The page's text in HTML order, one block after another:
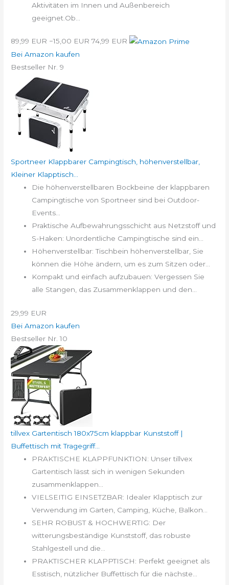
Aktivitäten im Innen und Außenbereich
geeignet.Ob...
89,99 EUR −15,00 EUR 74,99 EUR
Bei Amazon kaufen
Bestseller Nr. 9
Sportneer Klappbarer Campingtisch, höhenverstellbar,
Kleiner Klapptisch...
Die höhenverstellbaren Bockbeine der klappbaren
Campingtische von Sportneer sind bei Outdoor-
Events...
Praktische Aufbewahrungsschicht aus Netzstoff und
S-Haken: Unordentliche Campingtische sind ein...
Höhenverstellbar: Tischbein höhenverstellbar, Sie
können die Höhe ändern, um es zum Sitzen oder...
Kompakt und einfach aufzubauen: Vergessen Sie
alle Stangen, das Zusammenklappen und den...
29,99 EUR
Bei Amazon kaufen
Bestseller Nr. 10
tillvex Gartentisch 180x75cm klappbar Kunststoff |
Buffettisch mit Tragegriff...
PRAKTISCHE KLAPPFUNKTION: Unser tillvex
Gartentisch lässt sich in wenigen Sekunden
zusammenklappen...
VIELSEITIG EINSETZBAR: Idealer Klapptisch zur
Verwendung im Garten, Camping, Küche, Balkon...
SEHR ROBUST & HOCHWERTIG: Der
witterungsbeständige Kunststoff, das robuste
Stahlgestell und die...
PRAKTISCHER KLAPPTISCH: Perfekt geeignet als
Esstisch, nützlicher Buffettisch für die nächste...